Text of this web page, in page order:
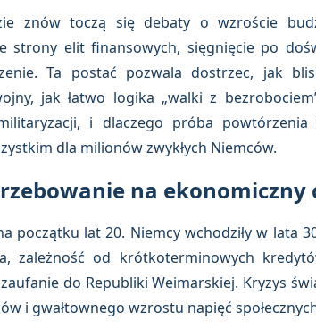
znów toczą się debaty o wzroście
strony elit finansowych, sięgnięcie po
Ta postać pozwala dostrzec, jak
jak łatwo logika „walki z
i dlaczego próba
dla milionów zwykłych Niemców.
na ekonomiczny
początku lat 20. Niemcy wchodziły w lata
zależność od krótkoterminowych
do Republiki Weimarskiej. Kryzys
i gwałtownego wzrostu napięć